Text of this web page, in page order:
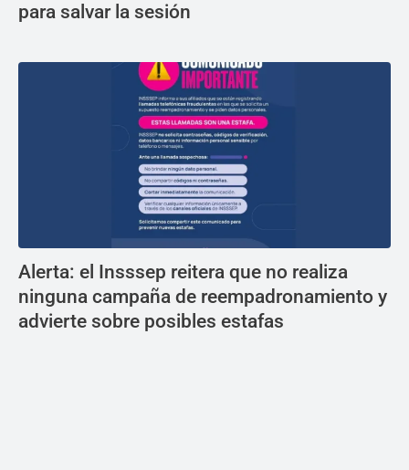
para salvar la sesión
Alerta: el Insssep reitera que no realiza
ninguna campaña de reempadronamiento y
advierte sobre posibles estafas